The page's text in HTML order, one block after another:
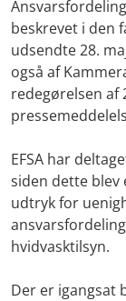
beskrevet i den
udsendte 28.
også af
redegørelsen af
EFSA har
siden dette blev
udtryk for
hvidvasktilsyn.
Der er igangsat